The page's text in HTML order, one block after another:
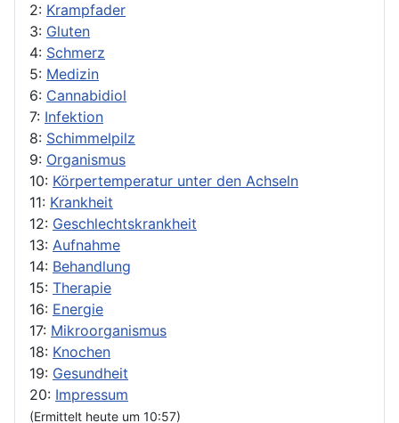
2: Krampfader
3: Gluten
4: Schmerz
5: Medizin
6: Cannabidiol
7: Infektion
8: Schimmelpilz
9: Organismus
10: Körpertemperatur unter den Achseln
11: Krankheit
12: Geschlechtskrankheit
13: Aufnahme
14: Behandlung
15: Therapie
16: Energie
17: Mikroorganismus
18: Knochen
19: Gesundheit
20: Impressum
(Ermittelt heute um 10:57)